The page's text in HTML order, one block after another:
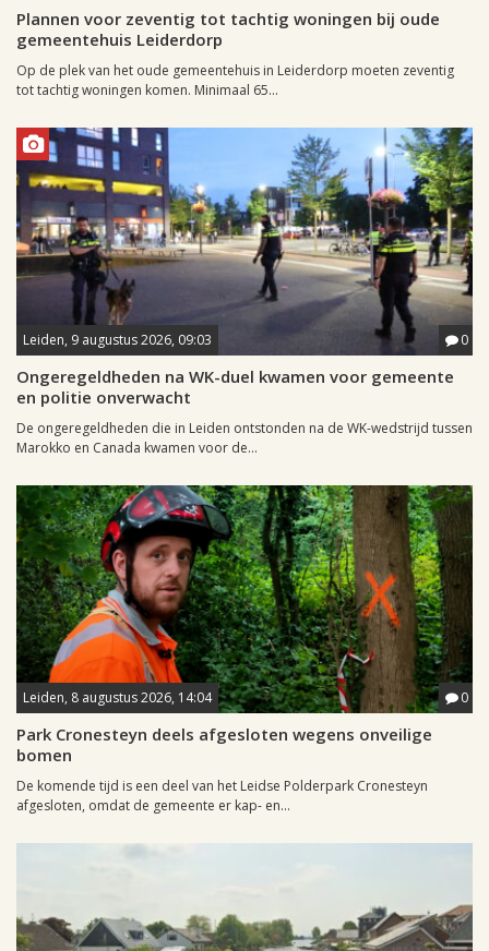
Plannen voor zeventig tot tachtig woningen bij oude
gemeentehuis Leiderdorp
Op de plek van het oude gemeentehuis in Leiderdorp moeten zeventig
tot tachtig woningen komen. Minimaal 65...
Leiden, 9 augustus 2026, 09:03 0
Ongeregeldheden na WK-duel kwamen voor gemeente
en politie onverwacht
De ongeregeldheden die in Leiden ontstonden na de WK-wedstrijd tussen
Marokko en Canada kwamen voor de...
Leiden, 8 augustus 2026, 14:04 0
Park Cronesteyn deels afgesloten wegens onveilige
bomen
De komende tijd is een deel van het Leidse Polderpark Cronesteyn
afgesloten, omdat de gemeente er kap- en...